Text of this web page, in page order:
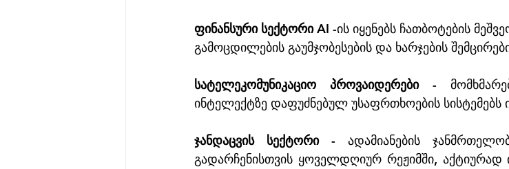
ფინანსური სექტორი AI -ის იყენებს ჩათბოტების
გამოცდილების გაუმჯობესების და ხარჯების
სატელეკომუნიკაციო პროვაიდერები -
ინტელექტზე დაფუძნებულ უსაფრთხოების სისტემებს
ჯანდაცვის სექტორი - ადამიანების
გადარჩენისთვის ყოველდღიურ რეჟიმში, აქტიურად